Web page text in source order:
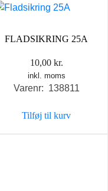
FLADSIKRING 25A
10,00 kr.
inkl. moms
Varenr: 138811
Tilføj til kurv